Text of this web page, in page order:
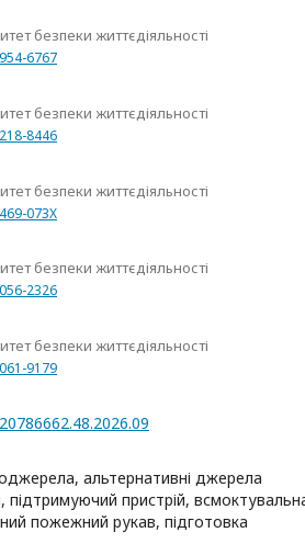
безпеки життєдіяльності
6767
безпеки життєдіяльності
8446
безпеки життєдіяльності
073X
безпеки життєдіяльності
2326
безпеки життєдіяльності
9179
альтернативні джерела
пристрій,
пожежний рукав, підготовка